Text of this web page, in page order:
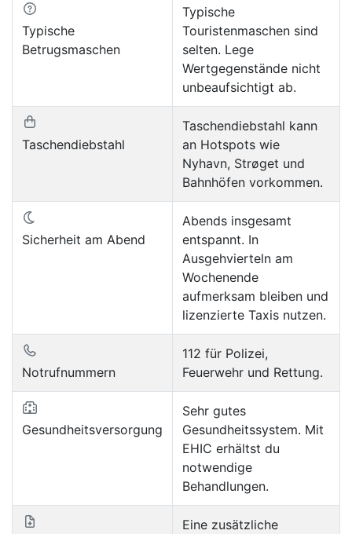
Typische
Betrugsmaschen
Typische
Touristenmaschen sind
selten. Lege
Wertgegenstände nicht
unbeaufsichtigt ab.
Taschendiebstahl
Taschendiebstahl kann
an Hotspots wie
Nyhavn, Strøget und
Bahnhöfen vorkommen.
Sicherheit am Abend
Abends insgesamt
entspannt. In
Ausgehvierteln am
Wochenende
aufmerksam bleiben und
lizenzierte Taxis nutzen.
Notrufnummern
112 für Polizei,
Feuerwehr und Rettung.
Gesundheitsversorgung
Sehr gutes
Gesundheitssystem. Mit
EHIC erhältst du
notwendige
Behandlungen.
Eine zusätzliche